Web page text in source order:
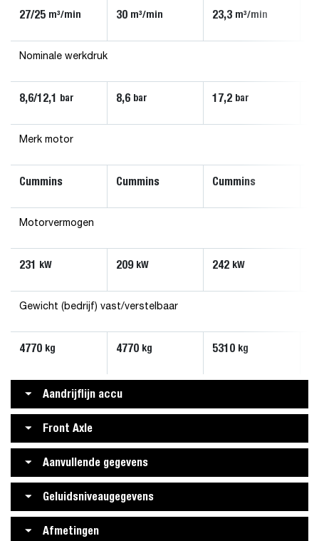
27/25 m³/min 30 m³/min 23,3 m³/min
Nominale werkdruk
8,6/12,1 bar 8,6 bar 17,2 bar
Merk motor
Cummins Cummins Cummins
Motorvermogen
231 kW 209 kW 242 kW
Gewicht (bedrijf) vast/verstelbaar
4770 kg 4770 kg 5310 kg
Aandrijflijn accu
Front Axle
Aanvullende gegevens
Geluidsniveaugegevens
Afmetingen